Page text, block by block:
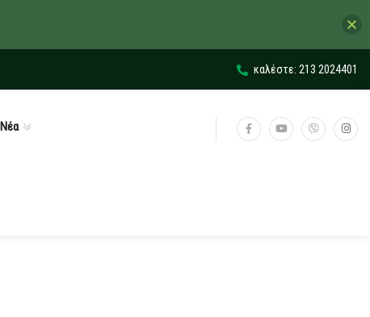
καλέστε: 213 2024401
Νέα